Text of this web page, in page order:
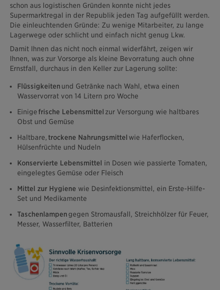
schon aus logistischen Gründen konnte nicht jedes
Supermarktregal in der Republik jeden Tag aufgefüllt werden.
Die einleuchtenden Gründe: Zu wenige Mitarbeiter, zu lange
Lagerwege oder schlicht und einfach nicht genug Lkw.
Damit Ihnen das nicht noch einmal widerfährt, zeigen wir
Ihnen, was zur Vorsorge als kleine Bevorratung auch ohne
Ernstfall, durchaus in den Keller zur Lagerung sollte:
Flüssigkeiten und Getränke nach Wahl, etwa einen
Wasservorrat von 14 Litern pro Woche
Einigefrische Lebensmittel zur Versorgung wie haltbares
Obst und Gemüse
Haltbare,trockene Nahrungsmittel wie Haferflocken,
Hülsenfrüchte und Nudeln
Konservierte Lebensmittel in Dosen wie passierte Tomaten,
eingelegtes Gemüse oder Fleisch
Mittel zur Hygiene wie Desinfektionsmittel, ein Erste-Hilfe-
Set und Medikamente
Taschenlampen gegen Stromausfall, Streichhölzer für Feuer,
Messer, Wasserfilter, Batterien